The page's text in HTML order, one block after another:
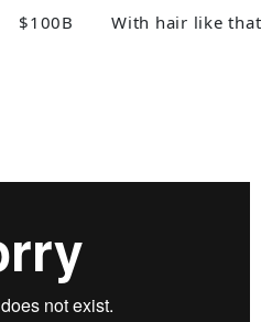
$100B With hair like